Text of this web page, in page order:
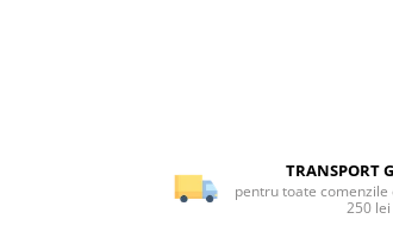
TRANSPORT
pentru toate comenzile
250 lei